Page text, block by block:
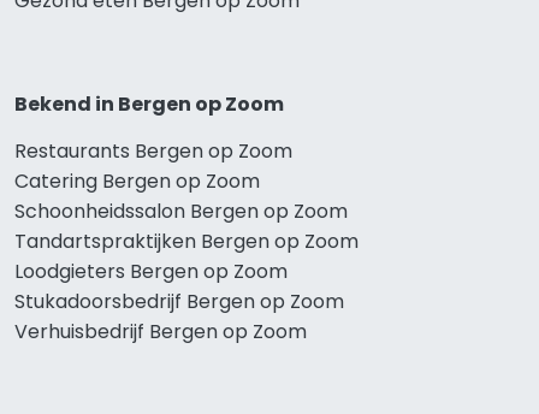
Bekend in Bergen op Zoom
Restaurants Bergen op Zoom
Catering Bergen op Zoom
Schoonheidssalon Bergen op Zoom
Tandartspraktijken Bergen op Zoom
Loodgieters Bergen op Zoom
Stukadoorsbedrijf Bergen op Zoom
Verhuisbedrijf Bergen op Zoom